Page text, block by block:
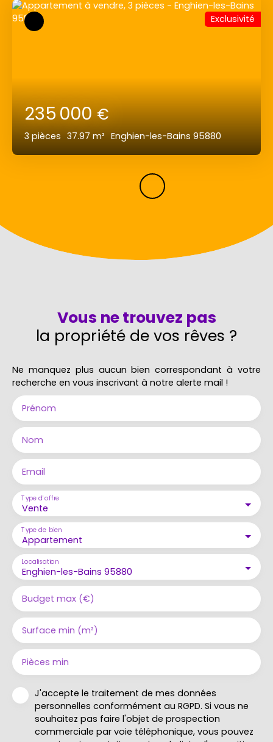
235 000€
3 pièces 37.97 m² Enghien-les-Bains 95880
Exclusivité
Vous ne trouvez pas
la propriété de vos rêves ?
Ne manquez plus aucun bien correspondant à votre
recherche en vous inscrivant à notre alerte mail !
Prénom
Nom
Email
Vente
Type d'offre
Appartement
Type de bien
Enghien-les-Bains 95880
Localisation
Budget max (€)
Surface min (m²)
Pièces min
J'accepte le traitement de mes données
personnelles conformément au RGPD. Si vous ne
souhaitez pas faire l'objet de prospection
commerciale par voie téléphonique, vous pouvez